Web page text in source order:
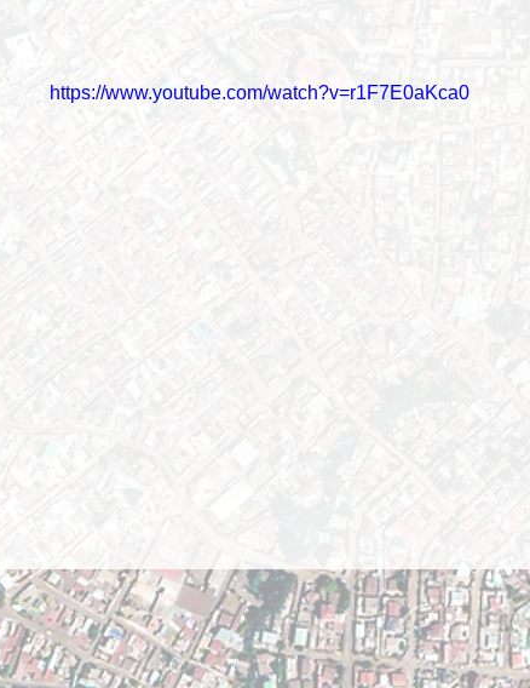
https://www.youtube.com/watch?v=r1F7E0aKca0